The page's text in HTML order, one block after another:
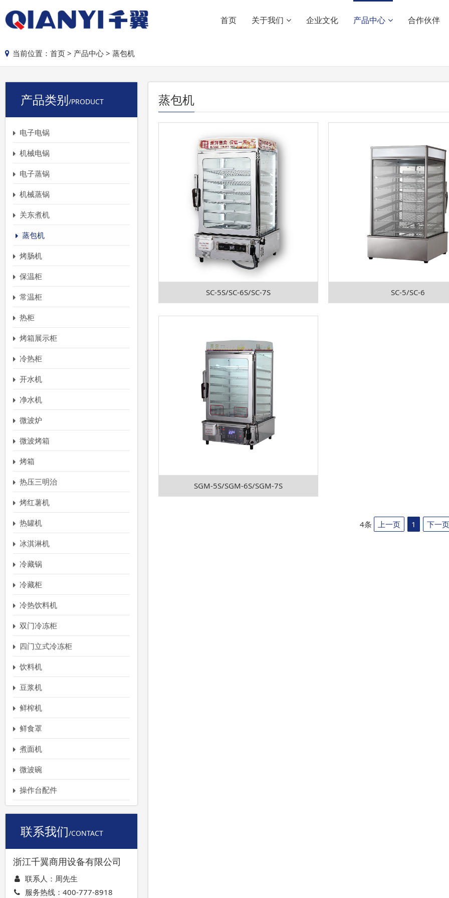
首页 关于我们 企业文化 产品中心 合作伙伴
当前位置： 首页 > 产品中心 > 蒸包机
产品类别/PRODUCT
电子电锅
机械电锅
电子蒸锅
机械蒸锅
关东煮机
蒸包机
烤肠机
保温柜
常温柜
热柜
烤箱展示柜
冷热柜
开水机
净水机
微波炉
微波烤箱
烤箱
热压三明治
烤红薯机
热罐机
冰淇淋机
冷藏锅
冷藏柜
冷热饮料机
双门冷冻柜
四门立式冷冻柜
饮料机
豆浆机
鲜榨机
鲜食罩
煮面机
微波碗
操作台配件
联系我们/CONTACT
浙江千翼商用设备有限公司
联系人：周先生
服务热线： 400-777-8918
蒸包机
SC-5S/SC-6S/SC-7S SC-5/SC-6
SGM-5S/SGM-6S/SGM-7S
4条 上一页 1 下一页